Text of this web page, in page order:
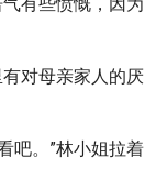
对母亲家人的厌
吧。”林小姐拉着